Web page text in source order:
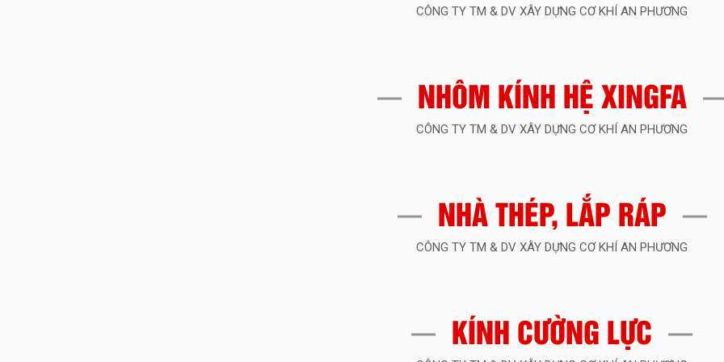
nhôm Xingfa và tại
CÔNG TY TM & DV XÂY DỰNG CƠ KHÍ AN PHƯƠNG
CÔNG TY TM & DV XÂY DỰNG CƠ KHÍ AN PHƯƠNG
CÔNG TY TM & DV XÂY DỰNG CƠ KHÍ AN PHƯƠNG